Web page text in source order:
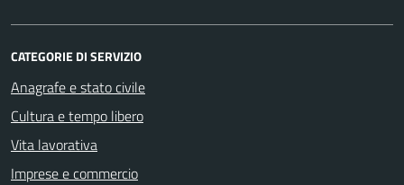
CATEGORIE DI SERVIZIO
Anagrafe e stato civile
Cultura e tempo libero
Vita lavorativa
Imprese e commercio